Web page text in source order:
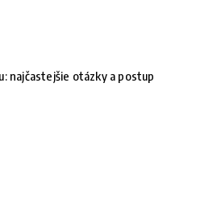
najčastejšie otázky a postup